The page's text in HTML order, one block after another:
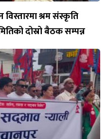
विस्तारमा श्रम संस्कृति
दोस्रो बैठक सम्पन्न